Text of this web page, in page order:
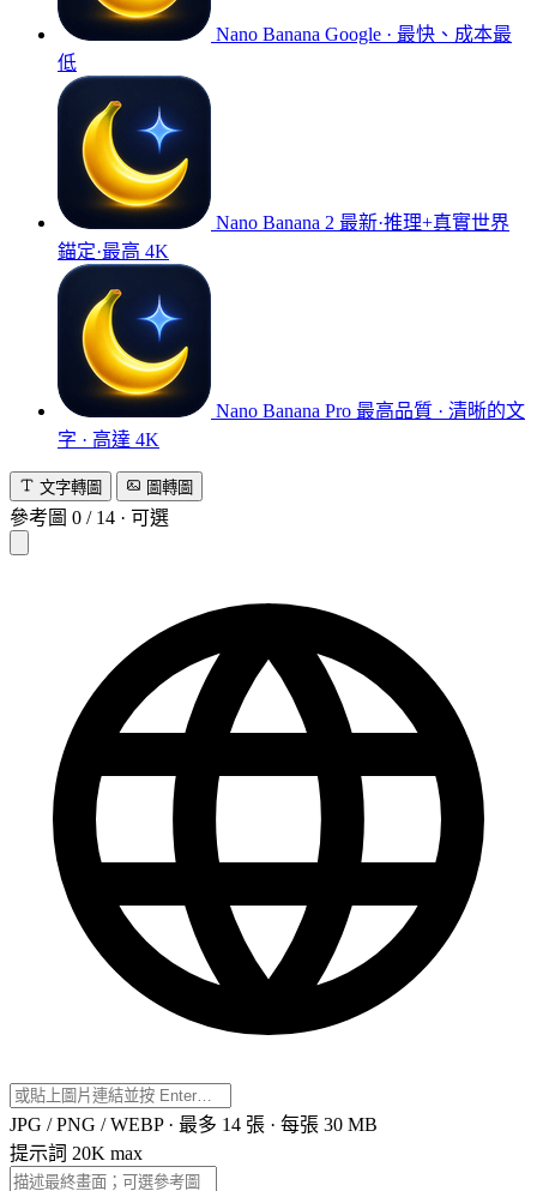
Nano Banana Google · 最快、成本最
低
Nano Banana 2 最新·推理+真實世界
錨定·最高 4K
Nano Banana Pro 最高品質 · 清晰的文
字 · 高達 4K
文字轉圖 圖轉圖
參考圖 0 / 14 · 可選
JPG / PNG / WEBP · 最多 14 張 · 每張 30 MB
提示詞 20K max